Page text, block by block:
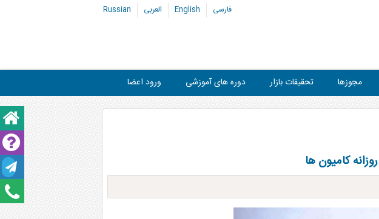
فارسی English العربی Russian
مجوزها تحقیقات بازار دوره های آموزشی ورود اعضا